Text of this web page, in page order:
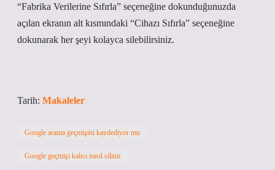
“Fabrika Verilerine Sıfırla” seçeneğine dokunduğunuzda
açılan ekranın alt kısmındaki “Cihazı Sıfırla” seçeneğine
dokunarak her şeyi kolayca silebilirsiniz.
Tarih: Makaleler
Google arama geçmişini kaydediyor mu
Google geçmişi kalıcı nasıl silinir